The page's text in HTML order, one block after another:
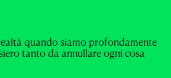
quando siamo profondamente
tanto da annullare ogni cosa